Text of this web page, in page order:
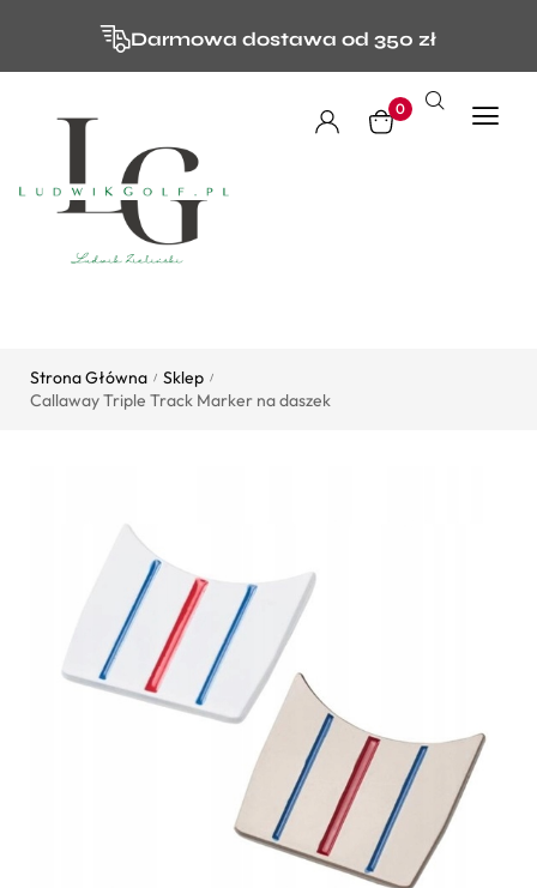
Darmowa dostawa od 350 zł
0
Strona Główna / Sklep /
Callaway Triple Track Marker na daszek